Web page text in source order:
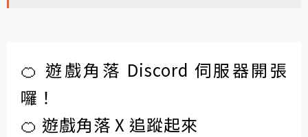
🍊 遊戲角落 Discord 伺服器開張
囉！
🍊 遊戲角落 X 追蹤起來